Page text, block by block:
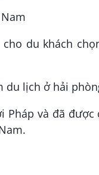
du khách
Pháp và đã